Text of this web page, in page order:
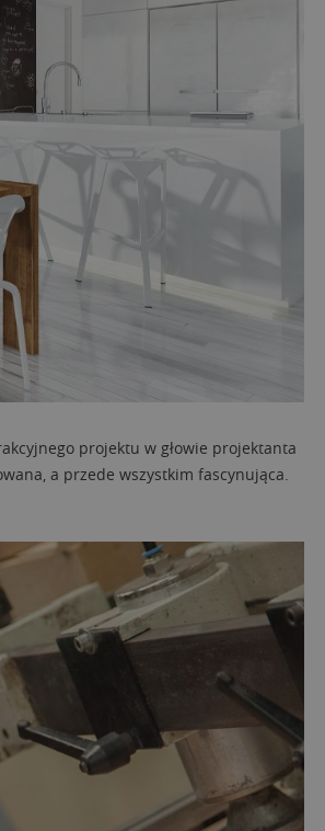
projektu w głowie projektanta
a przede wszystkim fascynująca.